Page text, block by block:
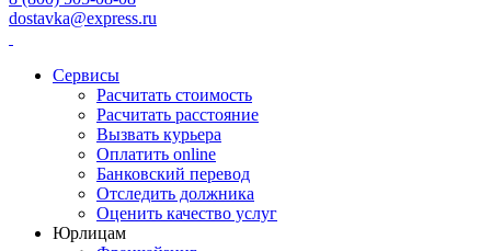
dostavka@express.ru
Сервисы
Расчитать стоимость
Расчитать расстояние
Вызвать курьера
Оплатить online
Банковский перевод
Отследить должника
Оценить качество услуг
Юрлицам